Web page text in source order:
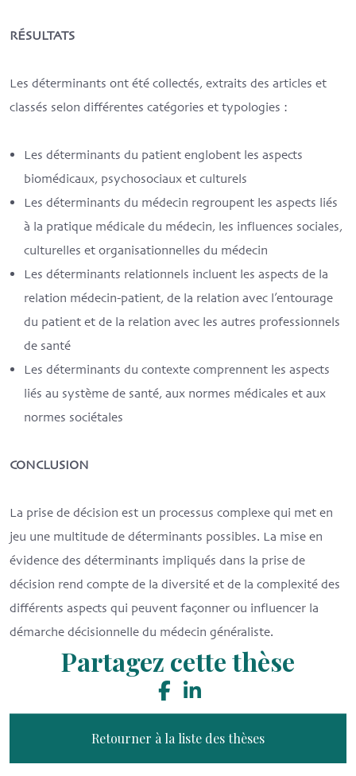
RÉSULTATS
Les déterminants ont été collectés, extraits des articles et
classés selon différentes catégories et typologies :
Les déterminants du patient englobent les aspects
biomédicaux, psychosociaux et culturels
Les déterminants du médecin regroupent les aspects liés
à la pratique médicale du médecin, les influences sociales,
culturelles et organisationnelles du médecin
Les déterminants relationnels incluent les aspects de la
relation médecin-patient, de la relation avec l’entourage
du patient et de la relation avec les autres professionnels
de santé
Les déterminants du contexte comprennent les aspects
liés au système de santé, aux normes médicales et aux
normes sociétales
CONCLUSION
La prise de décision est un processus complexe qui met en
jeu une multitude de déterminants possibles. La mise en
évidence des déterminants impliqués dans la prise de
décision rend compte de la diversité et de la complexité des
différents aspects qui peuvent façonner ou influencer la
démarche décisionnelle du médecin généraliste.
Partagez cette thèse
Retourner à la liste des thèses